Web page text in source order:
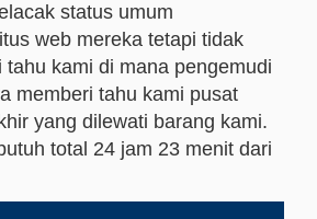
status umum
web mereka tetapi tidak
tahu kami di mana pengemudi
memberi tahu kami pusat
yang dilewati barang kami.
total 24 jam 23 menit dari